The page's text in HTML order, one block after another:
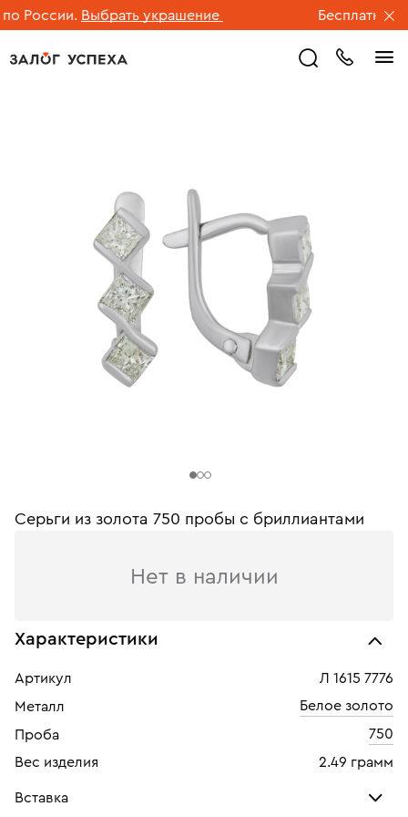
России. Выбрать украшение Бесплатная
Серьги из золота 750 пробы c бриллиантами
Нет в наличии
Характеристики
Артикул
Л 1615 7776
Металл
Белое золото
Проба
750
Вес изделия
2.49 грамм
Вставка